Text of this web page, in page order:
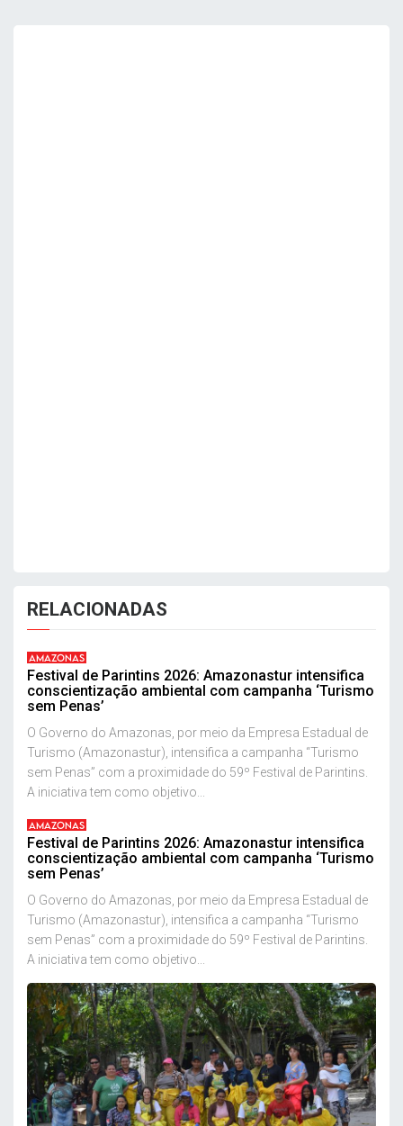
RELACIONADAS
AMAZONAS
Festival de Parintins 2026: Amazonastur intensifica
conscientização ambiental com campanha ‘Turismo
sem Penas’
O Governo do Amazonas, por meio da Empresa Estadual de
Turismo (Amazonastur), intensifica a campanha “Turismo
sem Penas” com a proximidade do 59º Festival de Parintins.
A iniciativa tem como objetivo...
AMAZONAS
Festival de Parintins 2026: Amazonastur intensifica
conscientização ambiental com campanha ‘Turismo
sem Penas’
O Governo do Amazonas, por meio da Empresa Estadual de
Turismo (Amazonastur), intensifica a campanha “Turismo
sem Penas” com a proximidade do 59º Festival de Parintins.
A iniciativa tem como objetivo...